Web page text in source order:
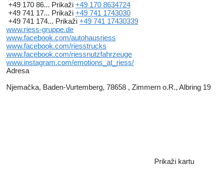
+49 170 86... Prikaži +49 170 8634724
+49 741 17... Prikaži +49 741 1743030
+49 741 174... Prikaži +49 741 17430339
www.riess-gruppe.de
www.facebook.com/autohausriess
www.facebook.com/riesstrucks
www.facebook.com/riessnutzfahrzeuge
www.instagram.com/emotions_at_riess/
Adresa
Njemačka, Baden-Vurtemberg, 78658 , Zimmern o.R., Albring 19
Prikaži kartu